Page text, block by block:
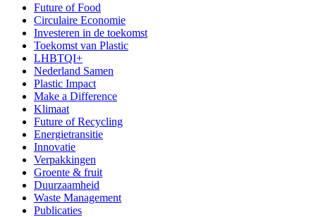
Future of Food
Circulaire Economie
Investeren in de toekomst
Toekomst van Plastic
LHBTQI+
Nederland Samen
Plastic Impact
Make a Difference
Klimaat
Future of Recycling
Energietransitie
Innovatie
Verpakkingen
Groente & fruit
Duurzaamheid
Waste Management
Publicaties